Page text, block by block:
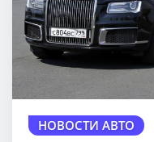
НОВОСТИ АВТО